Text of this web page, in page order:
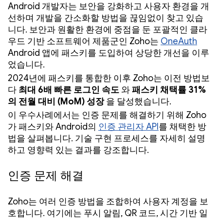
Android 개발자는 보안을 강화하고 사용자 환경을 개
선하며 개발을 간소화할 방법을 끊임없이 찾고 있습
니다. 보안과 원활한 환경에 중점을 둔 포괄적인 클라
우드 기반 소프트웨어 제품군인 Zoho는 OneAuth
Android 앱에 패스키를 도입하여 상당한 개선을 이루
었습니다.
2024년에 패스키를 통합한 이후 Zoho는 이전 방법보
다 최대 6배 빠른 로그인 속도 와패스키 채택률 31%
의 전월 대비 (MoM) 성장을 달성했습니다.
이 우수사례에서는 인증 문제를 해결하기 위해 Zoho
가 패스키와 Android의 인증 관리자 API 를 채택한 방
법을 살펴봅니다. 기술 구현 프로세스를 자세히 설명
하고 영향력 있는 결과를 강조합니다.
인증 문제 해결
Zoho는 여러 인증 방법을 조합하여 사용자 계정을 보
호합니다. 여기에는 푸시 알림, QR 코드, 시간 기반 일